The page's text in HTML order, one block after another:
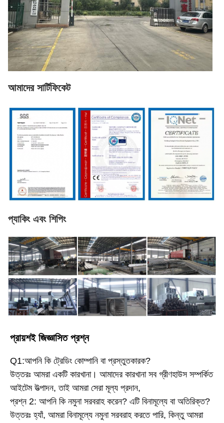
আমাদের সার্টিফিকেট
প্যাকিং এবং শিপিং
প্রায়শই জিজ্ঞাসিত প্রশ্ন
Q1:আপনি কি ট্রেডিং কোম্পানি বা প্রস্তুতকারক?
উত্তরঃ আমরা একটি কারখানা। আমাদের কারখানা সব গ্রীণহাউস সম্পর্কিত
আইটেম উত্পাদন, তাই আমরা সেরা মূল্য প্রদান,
প্রশ্ন 2: আপনি কি নমুনা সরবরাহ করেন? এটি বিনামূল্যে বা অতিরিক্ত?
উত্তরঃ হ্যাঁ, আমরা বিনামূল্যে নমুনা সরবরাহ করতে পারি, কিন্তু আমরা